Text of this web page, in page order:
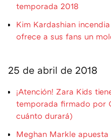
temporada 2018
Kim Kardashian
ofrece a sus fans un
25 de abril de 2018
¡Atención! Zara Kids
temporada firmado por
cuánto durará)
Meghan Markle